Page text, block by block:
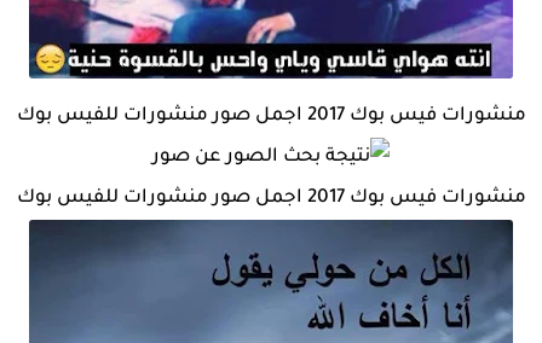
منشورات فيس بوك 2017 اجمل صور منشورات للفيس بوك
منشورات فيس بوك 2017 اجمل صور منشورات للفيس بوك